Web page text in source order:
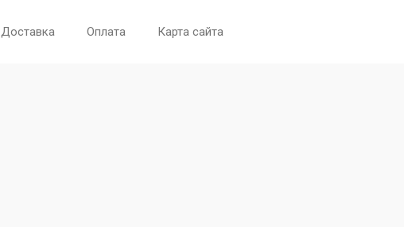
Доставка Оплата Карта сайта